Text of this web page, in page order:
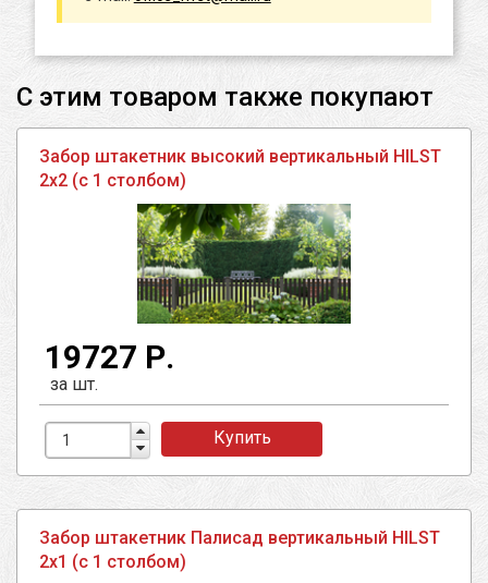
С этим товаром также покупают
Забор штакетник высокий вертикальный HILST
2х2 (с 1 столбом)
19727 Р.
за шт.
Купить
Забор штакетник Палисад вертикальный HILST
2х1 (с 1 столбом)